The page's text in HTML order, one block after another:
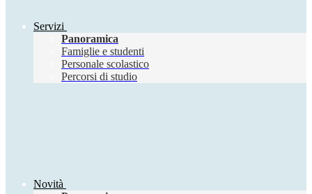
Servizi
Panoramica
Famiglie e studenti
Personale scolastico
Percorsi di studio
Novità